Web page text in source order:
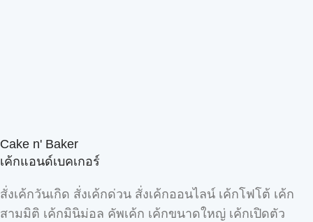
Cake n' Baker
เค้กแอนด์เบคเกอร์
สั่งเค้กวันเกิด สั่งเค้กด่วน สั่งเค้กออนไลน์ เค้กโฟโต้ เค้ก
สามมิติ เค้กมินิม่อล คัพเค้ก เค้กขนาดใหญ่ เค้กเปิดตัว